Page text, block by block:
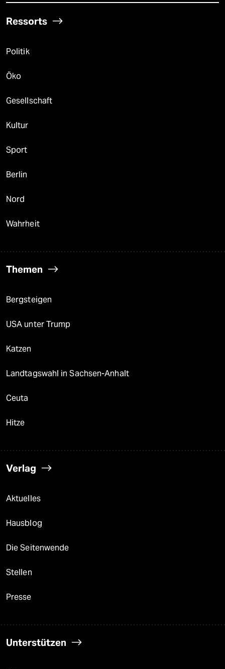
Ressorts
Politik
Öko
Gesellschaft
Kultur
Sport
Berlin
Nord
Wahrheit
Themen
Bergsteigen
USA unter Trump
Katzen
Landtagswahl in Sachsen-Anhalt
Ceuta
Hitze
Verlag
Aktuelles
Hausblog
Die Seitenwende
Stellen
Presse
Unterstützen